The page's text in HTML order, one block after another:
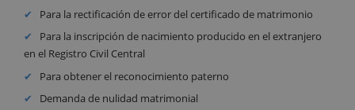
Para la rectificación de error del certificado de matrimonio
Para la inscripción de nacimiento producido en el extranjero
en el Registro Civil Central
Para obtener el reconocimiento paterno
Demanda de nulidad matrimonial